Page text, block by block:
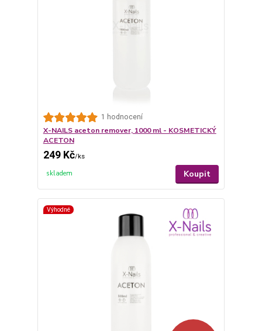
1 hodnocení
X-NAILS aceton remover, 1000 ml - KOSMETICKÝ
ACETON
249 Kč/ks
skladem Koupit
Výhodné